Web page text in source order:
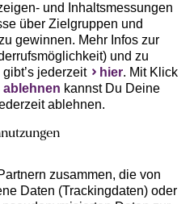
und Inhaltsmessungen
über Zielgruppen und
gewinnen. Mehr Infos zur
und zu
jederzeit
hier. Mit Klick
kannst Du Deine
ablehnen.
zusammen, die von
Daten (Trackingdaten) oder